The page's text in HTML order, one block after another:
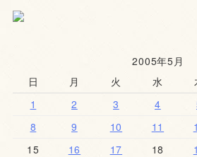
2005年5月
日
月 火 水
1
2 3 4
8
9 10 11
15
16 17 18